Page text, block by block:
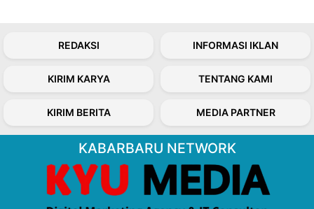
REDAKSI INFORMASI IKLAN
KIRIM KARYA TENTANG KAMI
KIRIM BERITA MEDIA PARTNER
KABARBARU NETWORK